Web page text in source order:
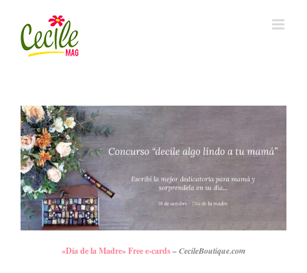
content
«Día de la Madre» Free e-cards– CecileBoutique.com